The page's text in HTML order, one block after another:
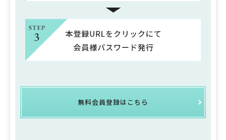
無料会員登録はこちら